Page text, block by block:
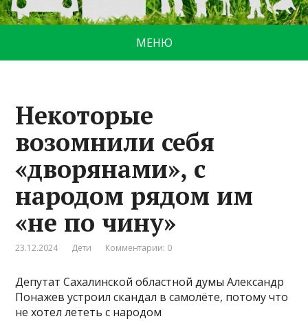
МЕНЮ
Некоторые
возомнили себя
«дворянами», с
народом рядом им
«не по чину»
23.12.2024 Дети Комментарии: 0
Депутат Сахалинской областной думы Александр
Понажев устроил скандал в самолёте, потому что
не хотел лететь с народом